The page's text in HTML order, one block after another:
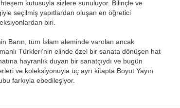
kutusuyla sizlere sunuluyor. Bilinçle ve
seçilmiş yapıtlardan oluşan en öğretici
biri.
Barın, tüm İslam aleminde varolan ancak
Türkleri’nin elinde özel bir sanata dönüşen hat
hayranlık duyan bir sanatçıydı ve bugün
ve koleksiyonuyla üç ayrı kitapta Boyut Yayın
farkıyla ebedileşiyor.